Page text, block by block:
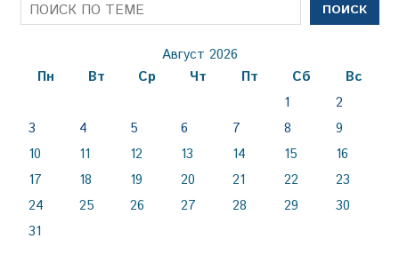
ПОИСК
Август 2026
Пн
Вт Ср Чт Пт Сб
Вс
1
2
3
4 5 6 7 8
9
10
11 12 13 14 15
16
17
18 19 20 21 22
23
24
25 26 27 28 29
30
31